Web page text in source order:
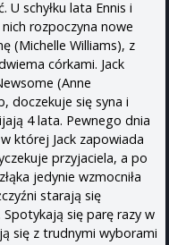
U schyłku lata Ennis i
rozpoczyna nowe
(Michelle Williams), z
córkami. Jack
(Anne
doczekuje się syna i
4 lata. Pewnego dnia
której Jack zapowiada
przyjaciela, a po
jedynie wzmocniła
starają się
się parę razy w
się z trudnymi wyborami